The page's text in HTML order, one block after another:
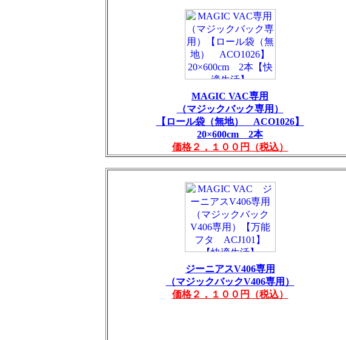
MAGIC VAC専用
（マジックバック専用）
【ロール袋（無地） ACO1026】
20×600cm 2本
価格２，１００円（税込）
ジーニアスV406専用
（マジックバックV406専用）
価格２，１００円（税込）